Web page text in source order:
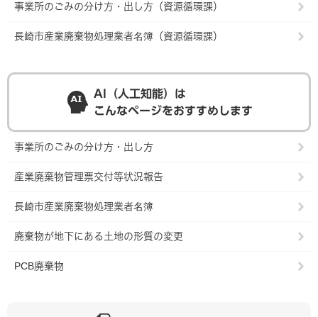
事業所のごみの分け方・出し方（資源循環課）
長崎市産業廃棄物処理業者名簿（資源循環課）
AI（人工知能）は
こんなページをおすすめします
事業所のごみの分け方・出し方
産業廃棄物管理票交付等状況報告
長崎市産業廃棄物処理業者名簿
廃棄物が地下にある土地の形質の変更
PCB廃棄物